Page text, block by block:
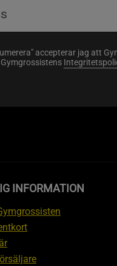
accepterar jag att
INFORMATION